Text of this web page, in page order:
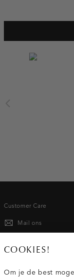
Customer Care
Mail ons
COOKIES!
Om je de best